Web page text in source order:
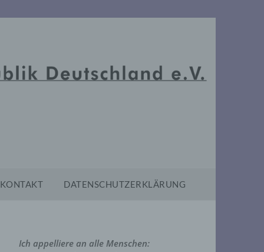
KONTAKT DATENSCHUTZERKLÄRUNG
Ich appelliere an alle Menschen: